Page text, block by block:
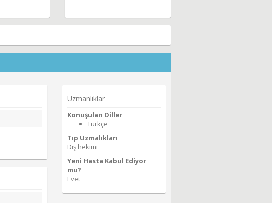
Uzmanlıklar
Konuşulan Diller
Türkçe
Tıp Uzmalıkları
Diş hekimi
Yeni Hasta Kabul Ediyor
mu?
Evet